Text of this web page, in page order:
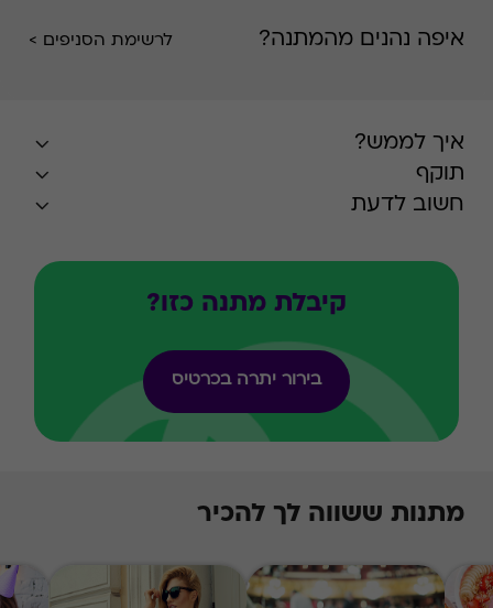
איפה נהנים מהמתנה? לרשימת הסניפים >
איך לממש?
תוקף
חשוב לדעת
קיבלת מתנה כזו?
בירור יתרה בכרטיס
מתנות ששווה לך להכיר